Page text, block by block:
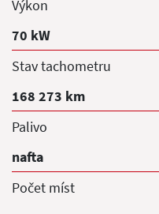
Výkon
70 kW
Stav tachometru
168 273 km
Palivo
nafta
Počet míst